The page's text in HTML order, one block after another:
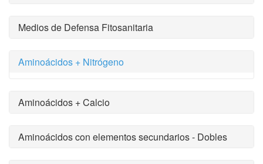
Medios de Defensa Fitosanitaria
Aminoácidos + Nitrógeno
Aminoácidos + Calcio
Aminoácidos con elementos secundarios - Dobles